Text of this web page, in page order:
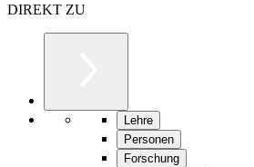
DIREKT ZU
Lehre
Personen
Forschung